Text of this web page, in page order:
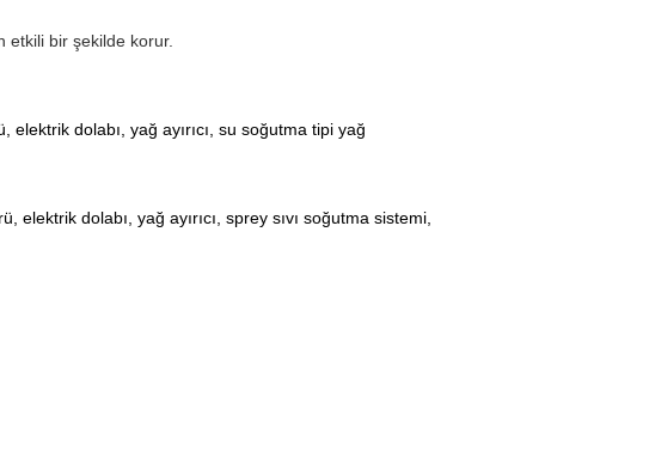
etkili bir şekilde korur.
elektrik dolabı, yağ ayırıcı, su soğutma tipi yağ
elektrik dolabı, yağ ayırıcı, sprey sıvı soğutma sistemi,